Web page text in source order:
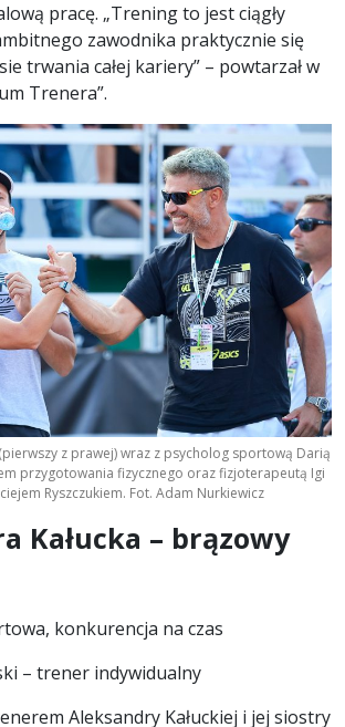
pracę. „Trening to jest ciągły
zawodnika praktycznie się
trwania całej kariery” – powtarzał w
Trenera”.
z prawej) wraz z psycholog sportową Darią
przygotowania fizycznego oraz fizjoterapeutą Igi
Ryszczukiem. Fot. Adam Nurkiewicz
Kałucka – brązowy
konkurencja na czas
– trener indywidualny
Aleksandry Kałuckiej i jej siostry